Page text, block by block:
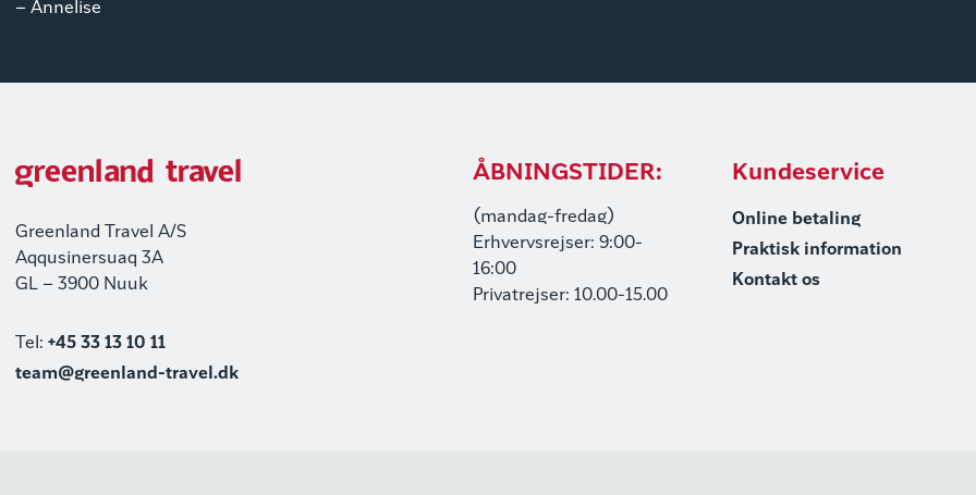
– Annelise
Greenland Travel A/S
Aqqusinersuaq 3A
GL – 3900 Nuuk
Tel: +45 33 13 10 11
team@greenland-travel.dk
ÅBNINGSTIDER:
(mandag-fredag)
Erhvervsrejser: 9:00-
16:00
Privatrejser: 10.00-15.00
Kundeservice
Online betaling
Praktisk information
Kontakt os